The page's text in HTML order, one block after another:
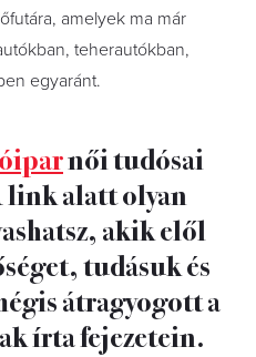
amelyek ma már
teherautókban,
egyaránt.
női tudósai
link alatt olyan
akik elől
tudásuk és
átragyogott a
írta fejezetein.